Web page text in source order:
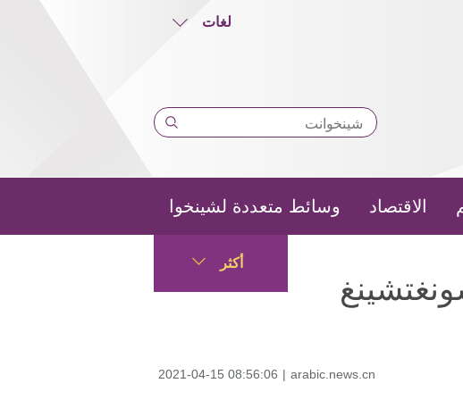
لغات
الاقتصاد وسائط متعددة لشينخوا
أكثر
2021-04-15 08:56:06 | arabic.news.cn